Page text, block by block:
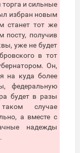
торга и сильные
избран новым
станет тот же
посту, получив
уже не будет
в тот
Он,
на куда более
федеральную
будет в разы
случае
а вместе с
надежды